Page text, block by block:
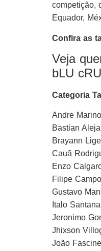
competição,
Equador,
Confira as
Veja
bLU
Categoria
Andre
Bastian
Brayann
Cauã
Enzo
Filipe
Gustavo
Italo
Jeronimo
Jhixson
João